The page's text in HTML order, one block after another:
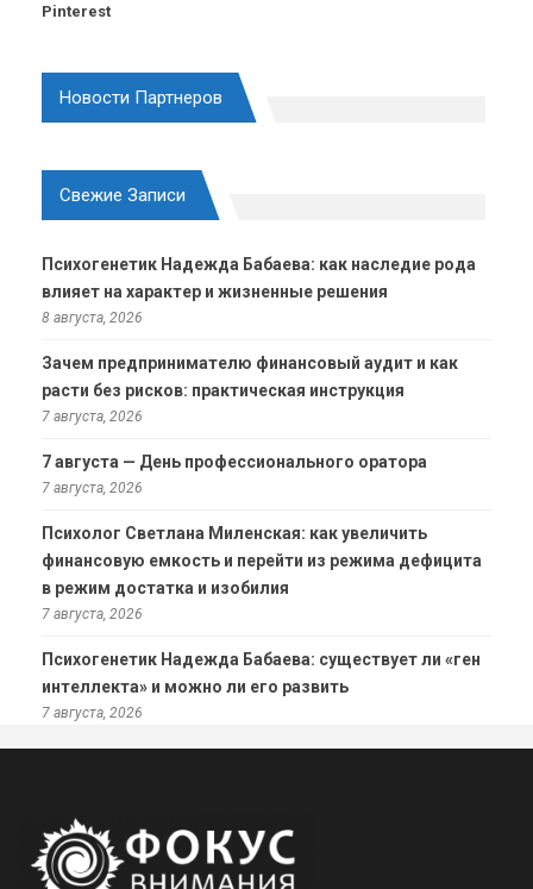
Pinterest
Новости Партнеров
Свежие Записи
Психогенетик Надежда Бабаева: как наследие рода
влияет на характер и жизненные решения
8 августа, 2026
Зачем предпринимателю финансовый аудит и как
расти без рисков: практическая инструкция
7 августа, 2026
7 августа — День профессионального оратора
7 августа, 2026
Психолог Светлана Миленская: как увеличить
финансовую емкость и перейти из режима дефицита
в режим достатка и изобилия
7 августа, 2026
Психогенетик Надежда Бабаева: существует ли «ген
интеллекта» и можно ли его развить
7 августа, 2026